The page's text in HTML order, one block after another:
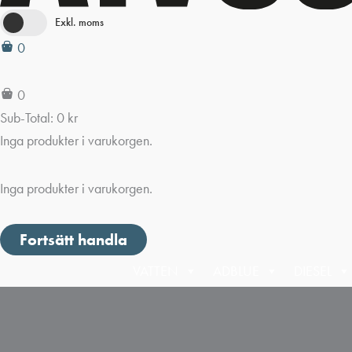
Exkl. moms
0
0
Sub-Total: 0 kr
Inga produkter i varukorgen.
Inga produkter i varukorgen.
Fortsätt handla